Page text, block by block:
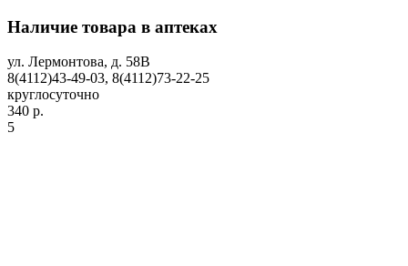
Наличие товара в аптеках
ул. Лермонтова, д. 58В
8(4112)43-49-03, 8(4112)73-22-25
круглосуточно
340 р.
5